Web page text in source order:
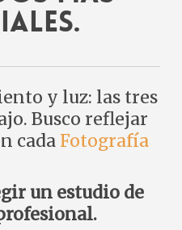
y luz: las tres
Busco reflejar
cada Fotografía
un estudio de